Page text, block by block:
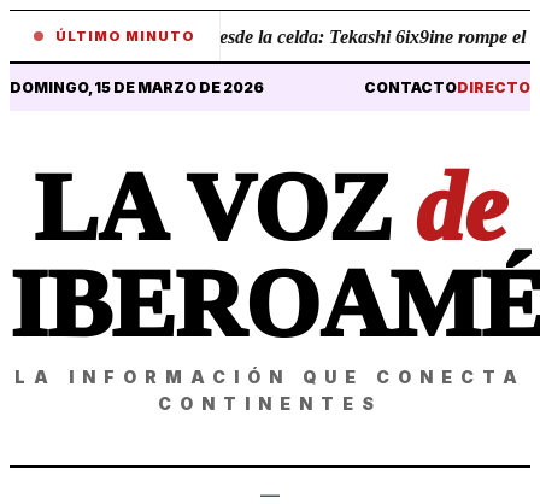
ÚLTIMO MINUTO
• Revelaciones desde la celda: Tekashi 6ix9ine rompe el
DOMINGO, 15 DE MARZO DE 2026 CONTACTODIRECTO
LA VOZ de
LA INFORMACIÓN QUE CONECTA
CONTINENTES